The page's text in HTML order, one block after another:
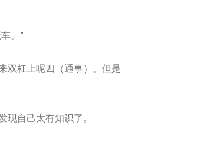
。”
杠上呢四（通事）。但是
自己太有知识了。